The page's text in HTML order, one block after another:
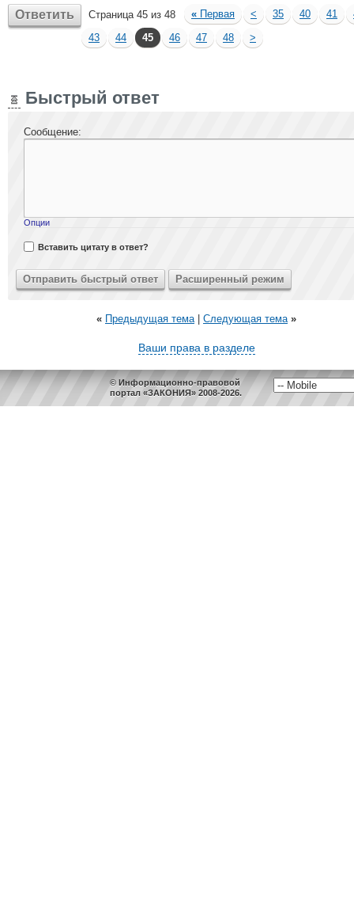
Ответить Страница 45 из 48 « Первая < 35 40 41
43
44 45 46 47 48 >
Быстрый ответ
Сообщение:
Опции
Вставить цитату в ответ?
« Предыдущая тема| Следующая тема »
Ваши права в разделе
© Информационно-правовой
портал «ЗАКОНИЯ» 2008-2026.